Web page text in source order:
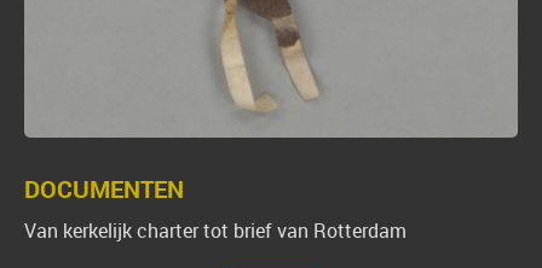
DOCUMENTEN
Van kerkelijk charter tot brief van Rotterdam